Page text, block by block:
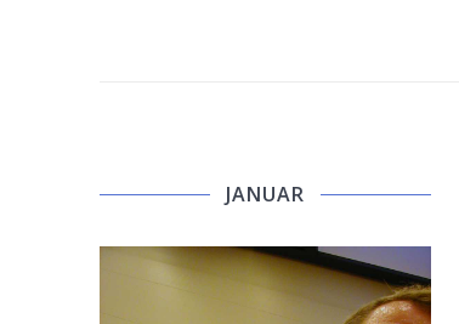
JANUAR